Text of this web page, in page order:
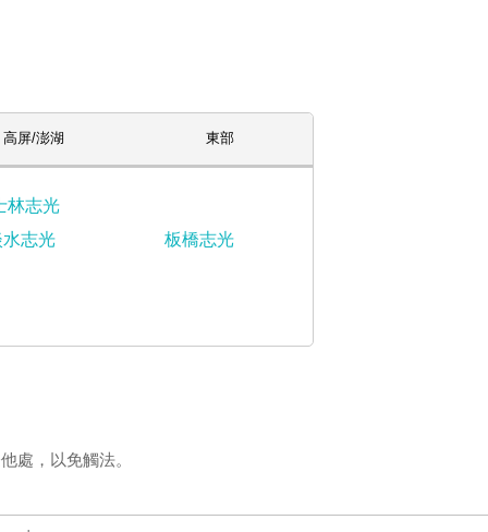
高屏/澎湖 東部
林志光
水志光
板橋志光
處，以免觸法。